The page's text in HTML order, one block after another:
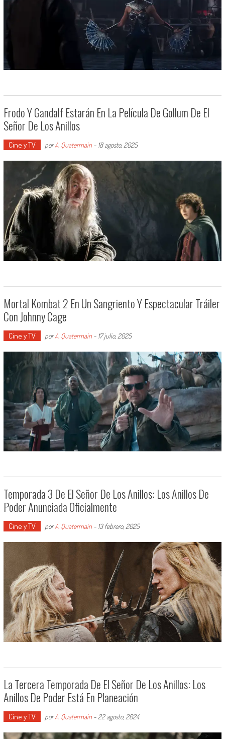
Frodo Y Gandalf Estarán En La Película De Gollum De El
Señor De Los Anillos
Cine y TV porA. Quatermain- 18 agosto, 2025
Mortal Kombat 2 En Un Sangriento Y Espectacular Tráiler
Con Johnny Cage
Cine y TV porA. Quatermain- 17 julio, 2025
Temporada 3 De El Señor De Los Anillos: Los Anillos De
Poder Anunciada Oficialmente
Cine y TV porA. Quatermain- 13 febrero, 2025
La Tercera Temporada De El Señor De Los Anillos: Los
Anillos De Poder Está En Planeación
Cine y TV porA. Quatermain- 22 agosto, 2024